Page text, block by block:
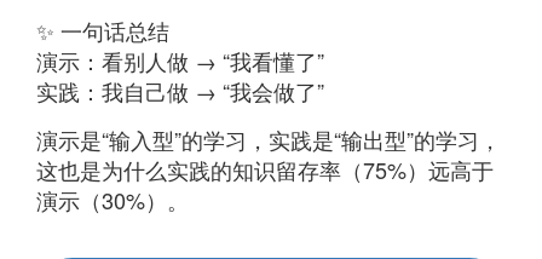
✨ 一句话总结
演示：看别人做 → “我看懂了”
实践：我自己做 → “我会做了”
演示是“输入型”的学习，实践是“输出型”的学习，
这也是为什么实践的知识留存率（75%）远高于
演示（30%）。